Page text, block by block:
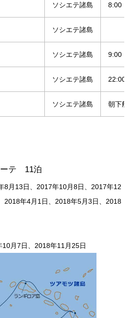
ソシエテ諸島 8:00
ソシエテ諸島
ソシエテ諸島 9:00
ソシエテ諸島 22:00
ソシエテ諸島 朝下船
ーテ 11泊
8月13日、2017年10月8日、​2017年12
​2018年4月1日、​2018年5月3日、​2018
月7日、​2018年11月25日